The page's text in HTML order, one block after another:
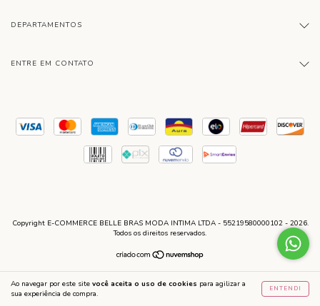
Ao navegar por este site você aceita o uso de cookies para agilizar a
sua experiência de compra.
ENTENDI
DEPARTAMENTOS
ENTRE EM CONTATO
Copyright E-COMMERCE BELLE BRAS MODA INTIMA LTDA - 55219580000102 - 2026.
Todos os direitos reservados.